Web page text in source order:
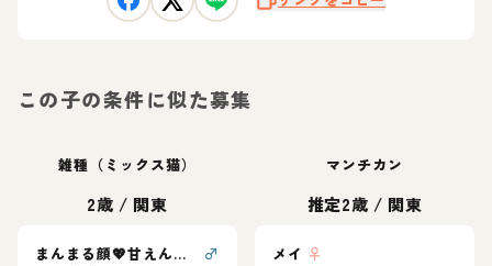
この子の条件に似た募集
雑種（ミックス猫）
2歳 / 関東
まんまる顔💖甘えん坊愛らしさ満点甘平くん
♂
マンチカン
推定2歳 / 関東
メイ ♀